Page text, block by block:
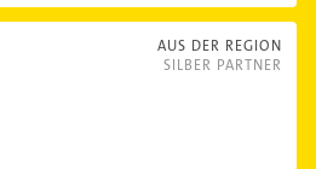
AUS DER REGION
SILBER PARTNER